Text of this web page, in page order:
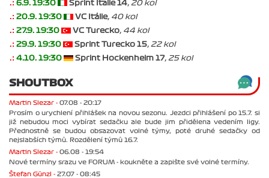
.: 6.9. 19:30 Sprint Italie 14, 20 kol
.: 20.9. 19:30 VC Itálie, 40 kol
.: 27.9. 19:30 VC Turecko, 44 kol
.: 29.9. 19:30 Sprint Turecko 15, 22 kol
.: 4.10. 19:30 Sprint Hockenheim 17, 25 kol
SHOUTBOX
Martin Slezar - 07.08 - 20:17
Prosím o urychlení přihlášek na novou sezonu. Jezdci přihlášení po 15.7. si
již nebudou moci vybírat sedačku ale bude jim přidělena vedením ligy.
Přednostně se budou obsazovat volné týmy, poté druhé sedačky od
nejslabších týmů. Rozdělení týmů 16.7.
Martin Slezar - 06.08 - 19:54
Nové termíny srazu ve FORUM - koukněte a zapište své volné termíny.
Štefan Günzl - 27.07 - 08:45